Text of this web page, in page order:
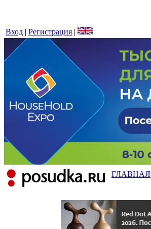
Вход | Регистрация |
ГЛАВНАЯ